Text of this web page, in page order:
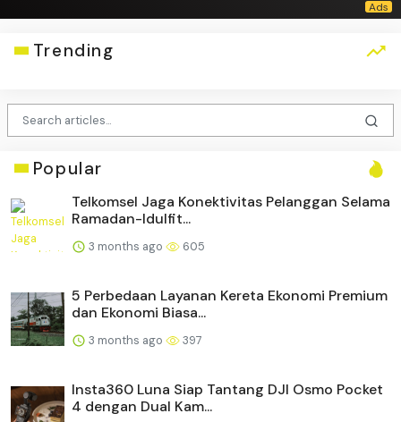
Trending
Popular
Telkomsel Jaga Konektivitas Pelanggan Selama
Ramadan-Idulfit...
3 months ago 605
5 Perbedaan Layanan Kereta Ekonomi Premium
dan Ekonomi Biasa...
3 months ago 397
Insta360 Luna Siap Tantang DJI Osmo Pocket
4 dengan Dual Kam...